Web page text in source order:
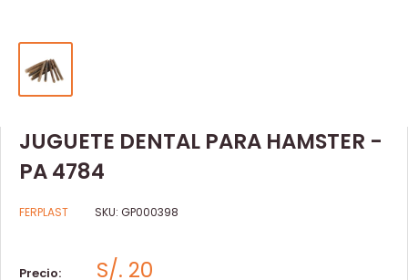
JUGUETE DENTAL PARA HAMSTER -
PA 4784
FERPLAST SKU: GP000398
Precio: S/. 20